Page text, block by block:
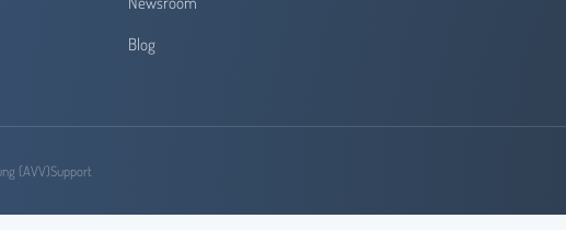
Blog
(AVV)Support